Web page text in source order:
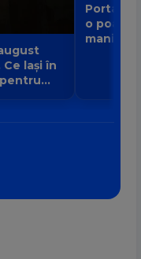
lași în
Portalul
o poartă